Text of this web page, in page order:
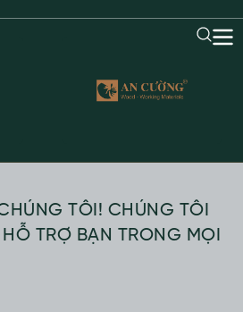
TÔI! CHÚNG TÔI
TRỢ BẠN TRONG MỌI